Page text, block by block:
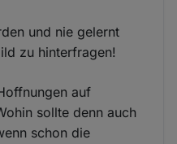
und nie gelernt
zu hinterfragen!
auf
sollte denn auch
schon die